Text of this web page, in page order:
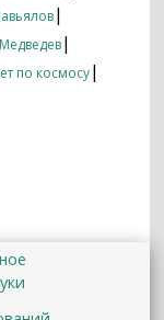
|
|
по космосу|